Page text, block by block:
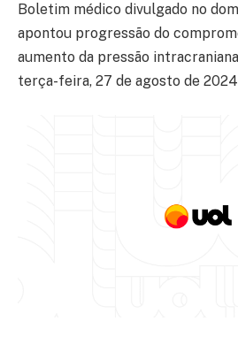
Boletim médico divulgado no
apontou progressão do
aumento da pressão
terça-feira, 27 de agosto de